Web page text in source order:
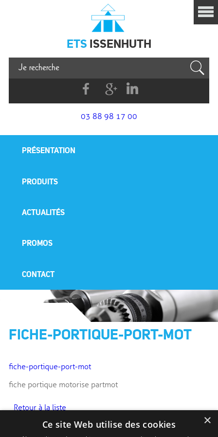
Issenhuth
ETS ISSENHUTH
FacebookG+
Linkedin
03 88 98 17 00
PRÉSENTATION
PRODUITS
ACTUALITÉS
PROMOS
CONTACT
FICHE-PORTIQUE-PORT-MOT
fiche-portique-port-mot
fiche portique motorise partmot
Retour à la liste
×
Ce site Web utilise des cookies